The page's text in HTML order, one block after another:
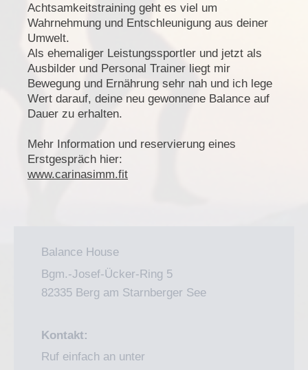
Achtsamkeitstraining geht es viel um
Wahrnehmung und Entschleunigung aus deiner
Umwelt.
Als ehemaliger Leistungssportler und jetzt als
Ausbilder und Personal Trainer liegt mir
Bewegung und Ernährung sehr nah und ich lege
Wert darauf, deine neu gewonnene Balance auf
Dauer zu erhalten.
Mehr Information und reservierung eines
Erstgespräch hier:
www.carinasimm.fit
Balance House
Bgm.-Josef-Ücker-Ring 5
82335 Berg am Starnberger See
Kontakt:
Ruf einfach an unter